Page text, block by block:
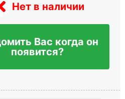
Нет в наличии
Вас когда он
появится?